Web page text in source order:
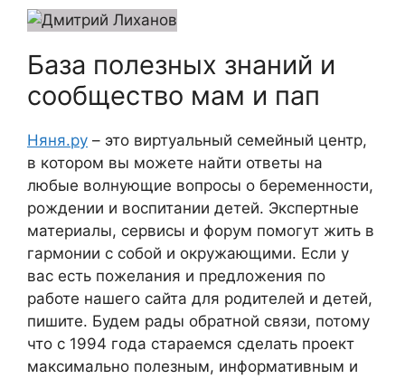
База полезных знаний и
сообщество мам и пап
Няня.ру – это виртуальный семейный центр,
в котором вы можете найти ответы на
любые волнующие вопросы о беременности,
рождении и воспитании детей. Экспертные
материалы, сервисы и форум помогут жить в
гармонии с собой и окружающими. Если у
вас есть пожелания и предложения по
работе нашего сайта для родителей и детей,
пишите. Будем рады обратной связи, потому
что c 1994 года стараемся сделать проект
максимально полезным, информативным и